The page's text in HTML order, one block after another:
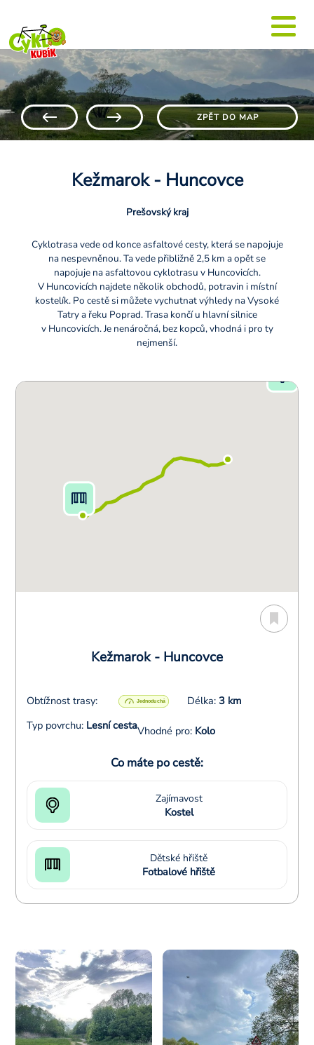
ZPĚT DO MAP
Kežmarok - Huncovce
Prešovský kraj
Cyklotrasa vede od konce asfaltové cesty, která se napojuje
na nespevněnou. Ta vede přibližně 2,5 km a opět se
napojuje na asfaltovou cyklotrasu v Huncovicích.
V Huncovicích najdete několik obchodů, potravin i místní
kostelík. Po cestě si můžete vychutnat výhledy na Vysoké
Tatry a řeku Poprad. Trasa končí u hlavní silnice
v Huncovicích. Je nenáročná, bez kopců, vhodná i pro ty
nejmenší.
Kežmarok - Huncovce
Obtížnost trasy: Délka: 3 km
Typ povrchu: Lesní cestaVhodné pro: Kolo
Co máte po cestě:
Zajímavost
Kostel
Dětské hřiště
Fotbalové hřiště